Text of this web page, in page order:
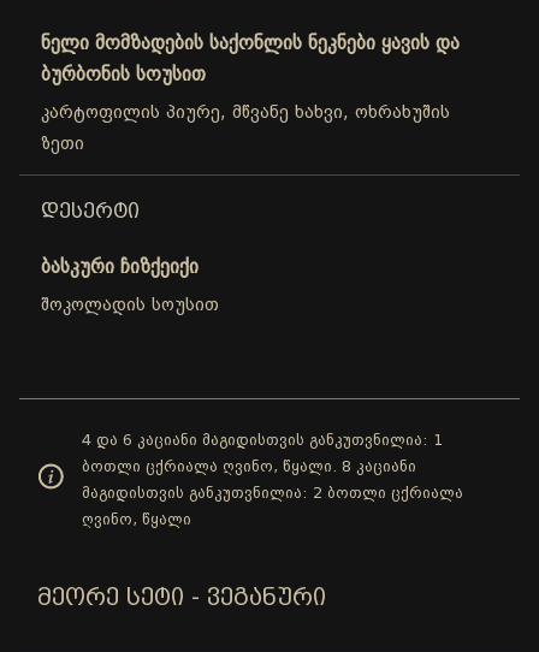
ნელი მომზადების საქონლის ნეკნები ყავის და
ბურბონის სოუსით
კარტოფილის პიურე, მწვანე ხახვი, ოხრახუშის
ზეთი
ᲓᲔᲡᲔᲠᲢᲘ
ბასკური ჩიზქეიქი
შოკოლადის სოუსით
4 და 6 კაციანი მაგიდისთვის განკუთვნილია: 1
ბოთლი ცქრიალა ღვინო, წყალი. 8 კაციანი
მაგიდისთვის განკუთვნილია: 2 ბოთლი ცქრიალა
ღვინო, წყალი
ᲛᲔᲝᲠᲔ ᲡᲔᲢᲘ - ᲕᲔᲒᲐᲜᲣᲠᲘ